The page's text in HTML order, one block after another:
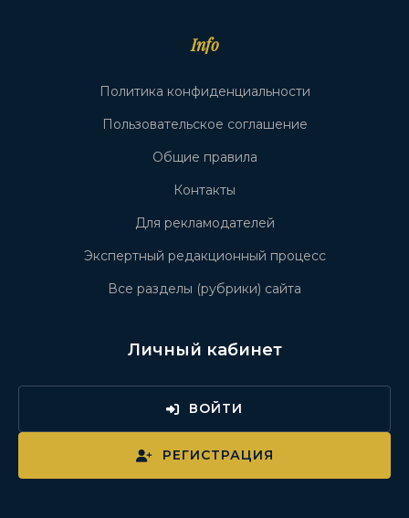
Info
Политика конфиденциальности
Пользовательское соглашение
Общие правила
Контакты
Для рекламодателей
Экспертный редакционный процесс
Все разделы (рубрики) сайта
Личный кабинет
ВОЙТИ
РЕГИСТРАЦИЯ